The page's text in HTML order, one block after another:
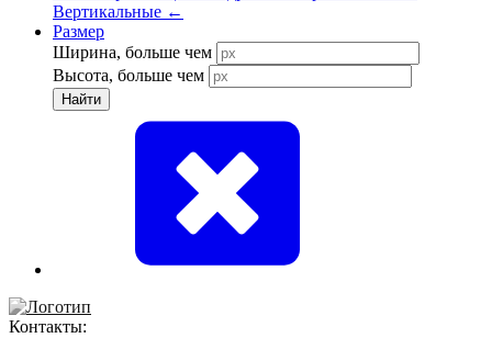
Вертикальные ←
Размер
Ширина, больше чем
Высота, больше чем
Найти
Контакты: